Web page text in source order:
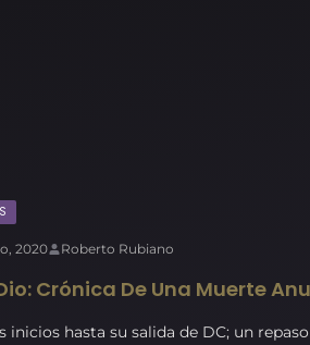
2020 Roberto Rubiano
Crónica De Una Muerte
inicios hasta su salida de DC; un